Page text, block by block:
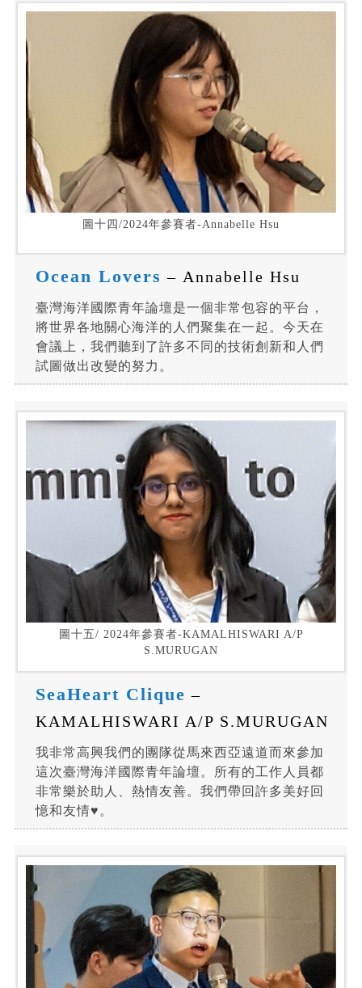
圖十四/2024年參賽者-Annabelle Hsu
Ocean Lovers – Annabelle Hsu
臺灣海洋國際青年論壇是一個非常包容的平台，
將世界各地關心海洋的人們聚集在一起。今天在
會議上，我們聽到了許多不同的技術創新和人們
試圖做出改變的努力。
圖十五/ 2024年參賽者-KAMALHISWARI A/P
S.MURUGAN
SeaHeart Clique –
KAMALHISWARI A/P S.MURUGAN
我非常高興我們的團隊從馬來西亞遠道而來參加
這次臺灣海洋國際青年論壇。所有的工作人員都
非常樂於助人、熱情友善。我們帶回許多美好回
憶和友情♥️。